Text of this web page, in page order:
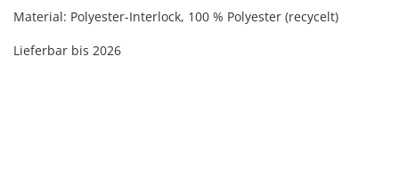
Material: Polyester-Interlock, 100 % Polyester (recycelt)
Lieferbar bis 2026